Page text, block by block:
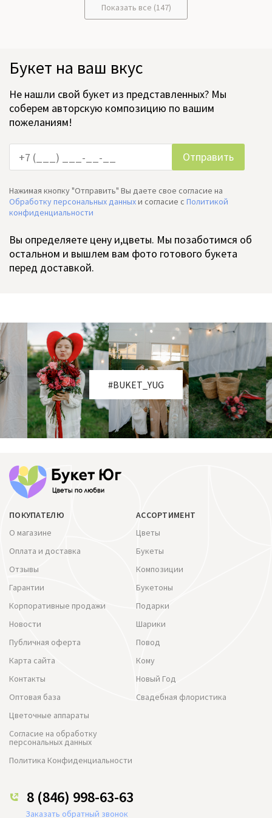
Показать все (147)
Букет на ваш вкус
Не нашли свой букет из представленных? Мы
соберем авторскую композицию по вашим
пожеланиям!
Нажимая кнопку "Отправить" Вы даете свое согласие на
Обработку персональных данныхи согласие c Политикой
конфиденциальности
Вы определяете цену и,цветы. Мы позаботимся об
остальном и вышлем вам фото готового букета
перед доставкой.
#BUKET_YUG
ПОКУПАТЕЛЮ
О магазине
Оплата и доставка
Отзывы
Гарантии
Корпоративные продажи
Новости
Публичная оферта
Карта сайта
Контакты
Оптовая база
Цветочные аппараты
Согласие на обработку
персональных данных
Политика Конфиденциальности
АССОРТИМЕНТ
Цветы
Букеты
Композиции
Букетоны
Подарки
Шарики
Повод
Кому
Новый Год
Свадебная флористика
8 (846) 998-63-63
Заказать обратный звонок